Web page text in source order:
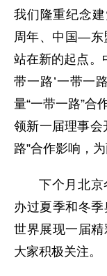
我们隆重纪念
周年、中国—东
站在新的起点。
带一路’一带一
量“一带一路”合
领新一届理事会
路”合作影响，
下个月北
办过夏季和冬
世界展现一届
大家积极关注。